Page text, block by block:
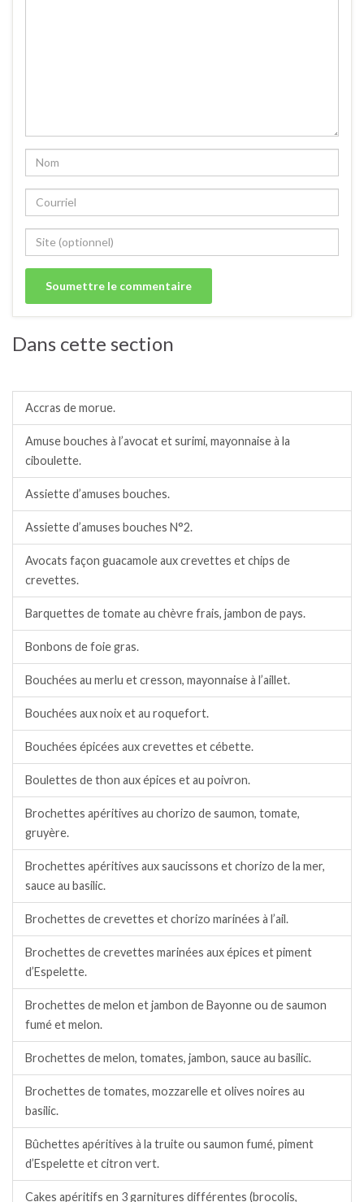
Dans cette section
Accras de morue.
Amuse bouches à l’avocat et surimi, mayonnaise à la
ciboulette.
Assiette d’amuses bouches.
Assiette d’amuses bouches N°2.
Avocats façon guacamole aux crevettes et chips de
crevettes.
Barquettes de tomate au chèvre frais, jambon de pays.
Bonbons de foie gras.
Bouchées au merlu et cresson, mayonnaise à l’aillet.
Bouchées aux noix et au roquefort.
Bouchées épicées aux crevettes et cébette.
Boulettes de thon aux épices et au poivron.
Brochettes apéritives au chorizo de saumon, tomate,
gruyère.
Brochettes apéritives aux saucissons et chorizo de la mer,
sauce au basilic.
Brochettes de crevettes et chorizo marinées à l’ail.
Brochettes de crevettes marinées aux épices et piment
d’Espelette.
Brochettes de melon et jambon de Bayonne ou de saumon
fumé et melon.
Brochettes de melon, tomates, jambon, sauce au basilic.
Brochettes de tomates, mozzarelle et olives noires au
basilic.
Bûchettes apéritives à la truite ou saumon fumé, piment
d’Espelette et citron vert.
Cakes apéritifs en 3 garnitures différentes (brocolis,